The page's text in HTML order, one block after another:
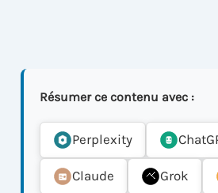
Résumer ce contenu avec :
Perplexity
Claude Grok